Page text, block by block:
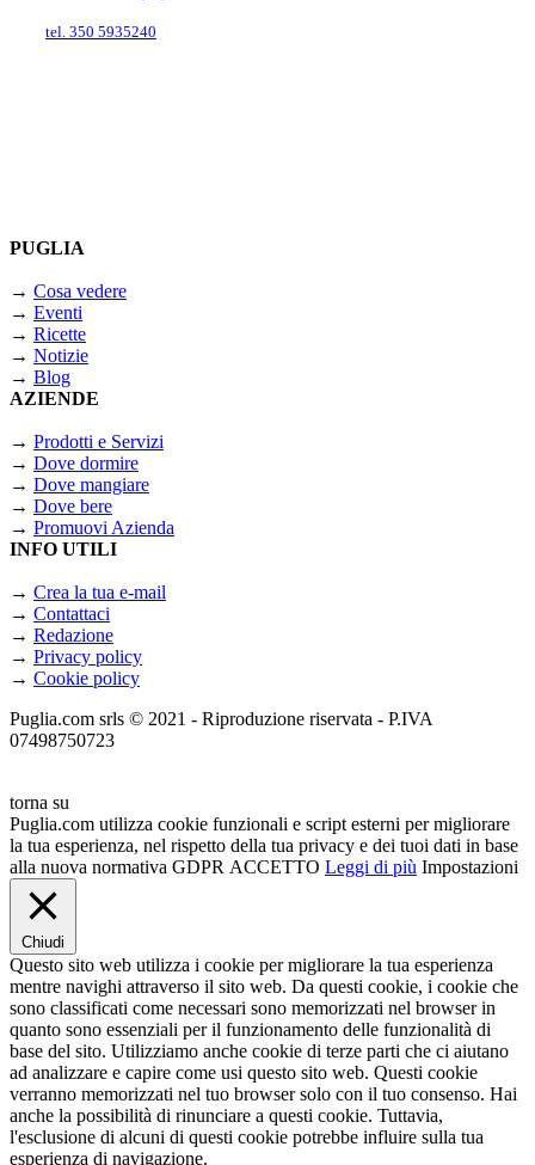
tel. 350 5935240
PUGLIA
→ Cosa vedere
→ Eventi
→ Ricette
→ Notizie
→ Blog
AZIENDE
→ Prodotti e Servizi
→ Dove dormire
→ Dove mangiare
→ Dove bere
→ Promuovi Azienda
INFO UTILI
→ Crea la tua e-mail
→ Contattaci
→ Redazione
→ Privacy policy
→ Cookie policy
Puglia.com srls © 2021 - Riproduzione riservata - P.IVA
07498750723
torna su
Puglia.com utilizza cookie funzionali e script esterni per migliorare
la tua esperienza, nel rispetto della tua privacy e dei tuoi dati in base
alla nuova normativa GDPR ACCETTO Leggi di più Impostazioni
Chiudi
Questo sito web utilizza i cookie per migliorare la tua esperienza
mentre navighi attraverso il sito web. Da questi cookie, i cookie che
sono classificati come necessari sono memorizzati nel browser in
quanto sono essenziali per il funzionamento delle funzionalità di
base del sito. Utilizziamo anche cookie di terze parti che ci aiutano
ad analizzare e capire come usi questo sito web. Questi cookie
verranno memorizzati nel tuo browser solo con il tuo consenso. Hai
anche la possibilità di rinunciare a questi cookie. Tuttavia,
l'esclusione di alcuni di questi cookie potrebbe influire sulla tua
esperienza di navigazione.